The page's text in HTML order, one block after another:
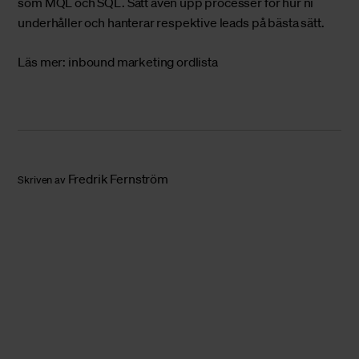
underhåller och hanterar respektive leads på bästa sätt.
Läs mer: inbound marketing ordlista
Skriven av Fredrik Fernström